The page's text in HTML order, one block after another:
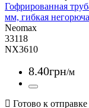
Гофрированная
мм, гибкая
Neomax
33118
NX3610
8.40грн/м